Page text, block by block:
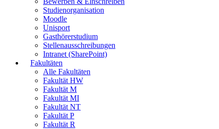
Studienorganisation
Moodle
Unisport
Gasthörerstudium
Stellenausschreibungen
Intranet (SharePoint)
Fakultäten
Alle Fakultäten
Fakultät HW
Fakultät M
Fakultät MI
Fakultät NT
Fakultät P
Fakultät R